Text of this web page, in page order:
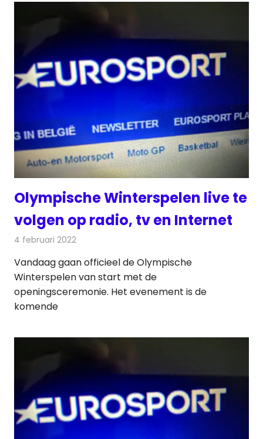
Olympische Winterspelen live te
volgen op radio, tv en Internet
4 februari 2022
Vandaag gaan officieel de Olympische
Winterspelen van start met de
openingsceremonie. Het evenement is de
komende